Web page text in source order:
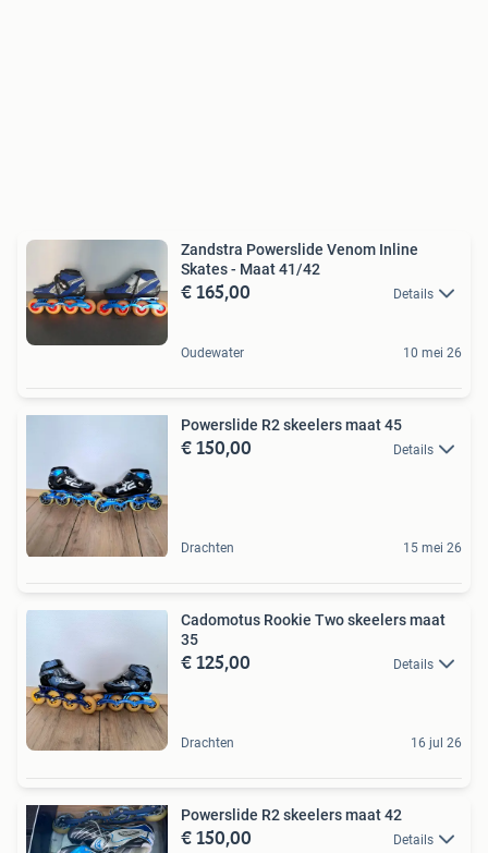
Zandstra Powerslide Venom Inline
Skates - Maat 41/42
€ 165,00 Details
Oudewater 10 mei 26
Powerslide R2 skeelers maat 45
€ 150,00 Details
Drachten 15 mei 26
Cadomotus Rookie Two skeelers maat
35
€ 125,00 Details
Drachten 16 jul 26
Powerslide R2 skeelers maat 42
€ 150,00 Details